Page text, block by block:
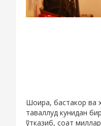
Шоира, бастакор ва
таваллуд кунидан
ўтказиб, соат